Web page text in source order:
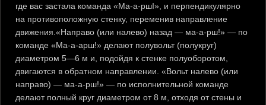
где вас застала команда «Ма-а-ршI», и перпендикулярно
на противоположную стенку, переменив направление
движения.«Направо (или налево) назад — ма-а-рш!» — по
команде «Ма-а-арш!» делают полувольт (полукруг)
диаметром 5—6 м и, подойдя к стенке полуоборотом,
двигаются в обратном направлении. «Вольт налево (или
направо) — ма-а-рш!» — по исполнительной команде
делают полный круг диаметром от 8 м, отходя от стены и